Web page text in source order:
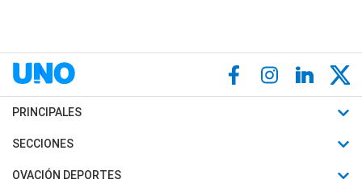
PRINCIPALES
Últimas Noticias
Política
SECCIONES
Horóscopo
OVACIÓN DEPORTES